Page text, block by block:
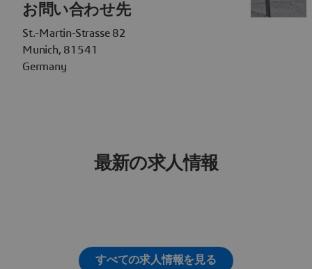
お問い合わせ先
St.-Martin-Strasse 82
Munich, 81541
Germany
最新の求人情報
すべての求人情報を見る